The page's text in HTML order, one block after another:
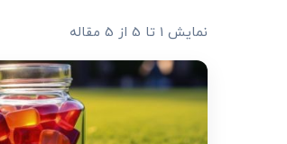
نمایش 1 تا 5 از 5 مقاله